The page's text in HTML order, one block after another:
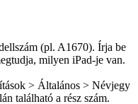
(pl. A1670). Írja be
milyen iPad-je van.
> Általános > Névjegy
található a rész szám.